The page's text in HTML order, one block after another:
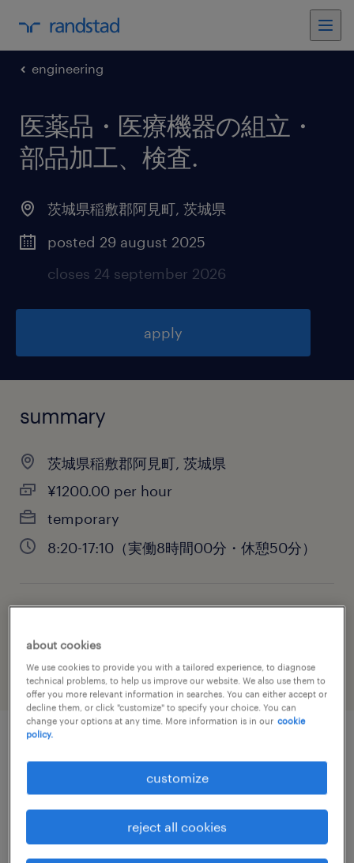
engineering
医薬品・医療機器の組立・
部品加工、検査.
茨城県稲敷郡阿見町, 茨城県
posted 29 august 2025
closes 24 september 2026
apply
summary
茨城県稲敷郡阿見町, 茨城県
¥1200.00 per hour
temporary
8:20-17:10（実働8時間00分・休憩50分）
engineering
job details
職種
組立・部品加工、検査
about cookies
We use cookies to provide you with a tailored experience, to diagnose
technical problems, to help us improve our website. We also use them to
offer you more relevant information in searches. You can either accept or
decline them, or click "customize" to specify your choice. You can
change your options at any time. More information is in our cookie
policy.
customize
reject all cookies